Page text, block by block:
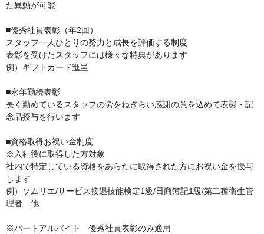
た異動が可能
■優秀社員表彰（年2回）
スタッフ一人ひとりの努力と成長を評価する制度
表彰を受けたスタッフには様々な特典があります
例）ギフトカード進呈
■永年勤続表彰
長く勤めているスタッフの労をねぎらい感謝の意を込めて表彰・記
念品授与を行います
■資格取得お祝い金制度
※入社後に取得した方対象
社内で特定している資格をあらたに取得された方にお祝い金を授与
します
例）ソムリエ/サービス接遇技能検定1級/日商簿記1級/第二種衛生管
理者　他
※パートアルバイト　優秀社員表彰のみ適用